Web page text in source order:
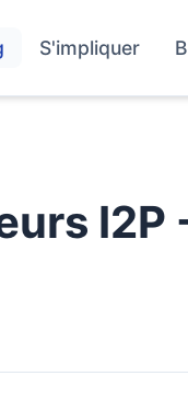
S'impliquer
I2P